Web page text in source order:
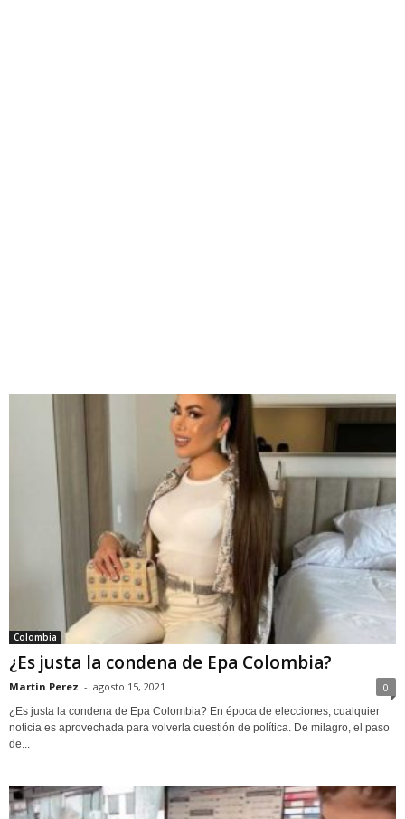
Colombia
¿Es justa la condena de Epa Colombia?
Martin Perez - agosto 15, 2021 0
¿Es justa la condena de Epa Colombia? En época de elecciones, cualquier
noticia es aprovechada para volverla cuestión de política. De milagro, el paso
de...